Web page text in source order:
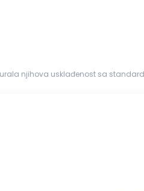
njihova usklađenost sa